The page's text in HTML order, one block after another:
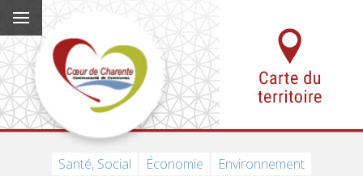
Santé, Social Économie
Environnement